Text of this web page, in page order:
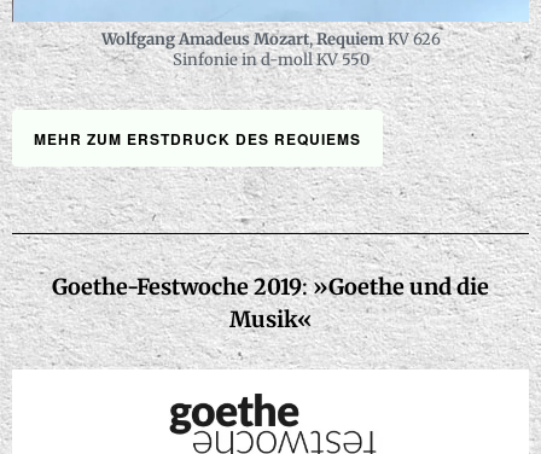
Wolfgang Amadeus Mozart,RequiemKV 626
Sinfonie in d-moll KV 550
MEHR ZUM ERSTDRUCK DES REQUIEMS
Goethe-Festwoche2019:»Goethe und die
Musik«